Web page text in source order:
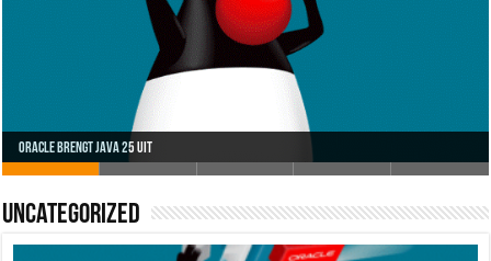
Oracle brengt Java 25 uit
Java 17
Java Magazine 2024 #4
Nieuwe community manager Simon!
J-Fall 2024
Uncategorized